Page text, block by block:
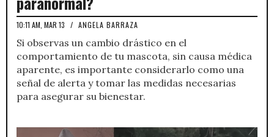
10:11 AM, MAR 13 / ANGELA BARRAZA
Si observas un cambio drástico en el
comportamiento de tu mascota, sin causa médica
aparente, es importante considerarlo como una
señal de alerta y tomar las medidas necesarias
para asegurar su bienestar.